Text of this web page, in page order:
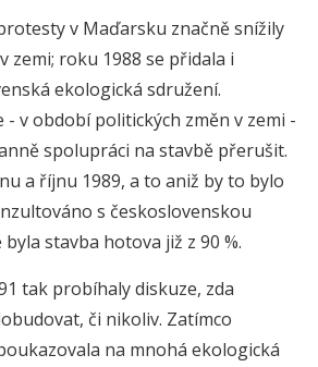
v Maďarsku značně snížily
zemi; roku 1988 se přidala i
ekologická sdružení.
- v období politických změn v zemi -
spolupráci na stavbě přerušit.
a říjnu 1989, a to aniž by to bylo
s československou
stavba hotova již z 90 %.
tak probíhaly diskuze, zda
či nikoliv. Zatímco
na mnohá ekologická